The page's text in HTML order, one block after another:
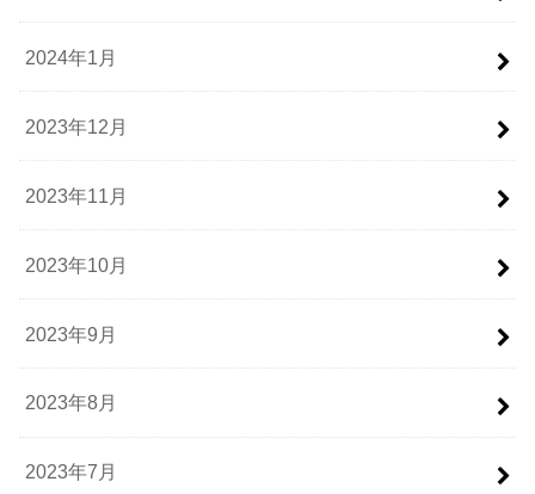
2024年1月
2023年12月
2023年11月
2023年10月
2023年9月
2023年8月
2023年7月